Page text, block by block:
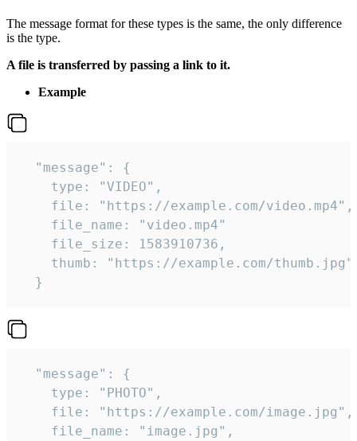
The message format for these types is the same, the only difference
is the type.
A file is transferred by passing a link to it.
Example
  "message": {
    type: "VIDEO",
    file: "https://example.com/video.mp4",
    file_name: "video.mp4"
    file_size: 1583910736,
    thumb: "https://example.com/thumb.jpg"
  }
  "message": {
    type: "PHOTO",
    file: "https://example.com/image.jpg",
    file_name: "image.jpg",